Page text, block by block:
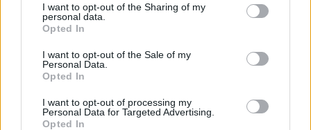
I want to opt-out of the Sharing of my
personal data.
Opted In
I want to opt-out of the Sale of my
Personal Data.
Opted In
I want to opt-out of processing my
Personal Data for Targeted Advertising.
Opted In